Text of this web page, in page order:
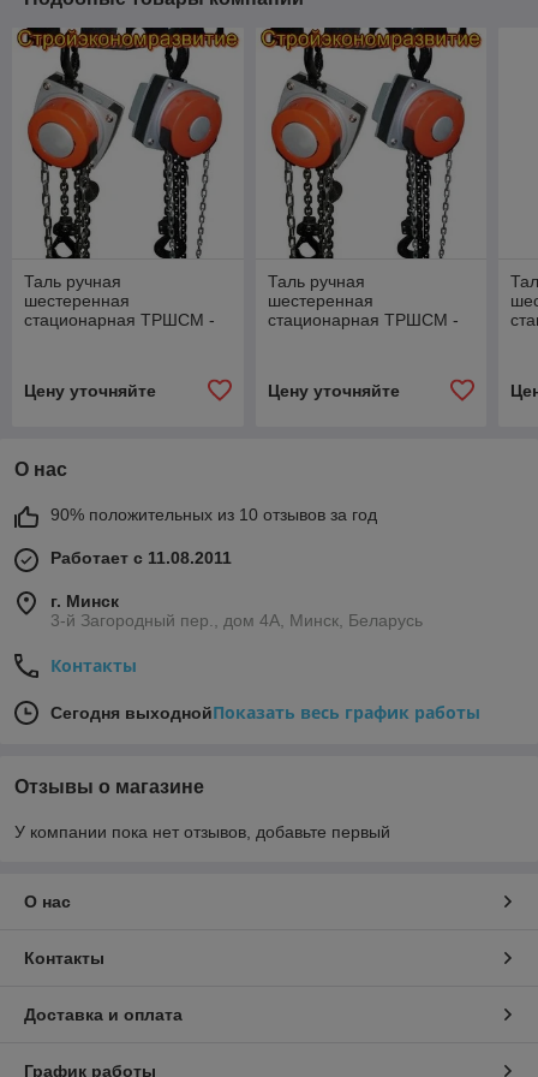
Таль ручная
шестеренная
стационарная ТРШСМ -
Цену уточняйте
Таль ручная
шестеренная
стационарная ТРШСМ -
Цену уточняйте
О нас
90% положительных из 10 отзывов за год
Работает с 11.08.2011
г. Минск
3-й Загородный пер., дом 4А, Минск, Беларусь
Контакты
Сегодня выходнойПоказать весь график работы
Отзывы о магазине
У компании пока нет отзывов, добавьте первый
О нас
Контакты
Доставка и оплата
График работы